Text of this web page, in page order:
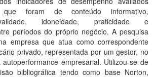
que foram de conteúdo informativo,
idoneidade, praticidade e
períodos do próprio negócio. A pesquisa
empresa que atua como correspondente
privado, representada por um gestor, no
empresarial. Utilizou-se de
bibliográfica tendo como base Norton,